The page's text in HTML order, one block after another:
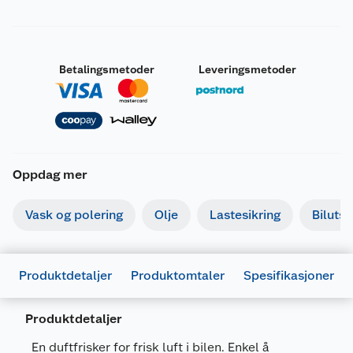
Betalingsmetoder Leveringsmetoder
Oppdag mer
Vask og polering Olje Lastesikring
Produktdetaljer Produktomtaler Spesifikasjoner
Produktdetaljer
En duftfrisker for frisk luft i bilen. Enkel å